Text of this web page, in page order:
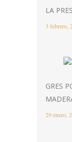
LA
3 febrero,
GRES
29 enero,